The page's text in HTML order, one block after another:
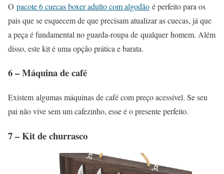
O pacote 6 cuecas boxer adulto com algodão é perfeito para os
pais que se esquecem de que precisam atualizar as cuecas, já que
a peça é fundamental no guarda-roupa de qualquer homem. Além
disso, este kit é uma opção prática e barata.
6 – Máquina de café
Existem algumas máquinas de café com preço acessível. Se seu
pai não vive sem um cafezinho, esse é o presente perfeito.
7 – Kit de churrasco